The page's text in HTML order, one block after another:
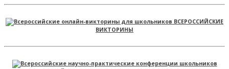
ВСЕРОССИЙСКИЕ
ВИКТОРИНЫ